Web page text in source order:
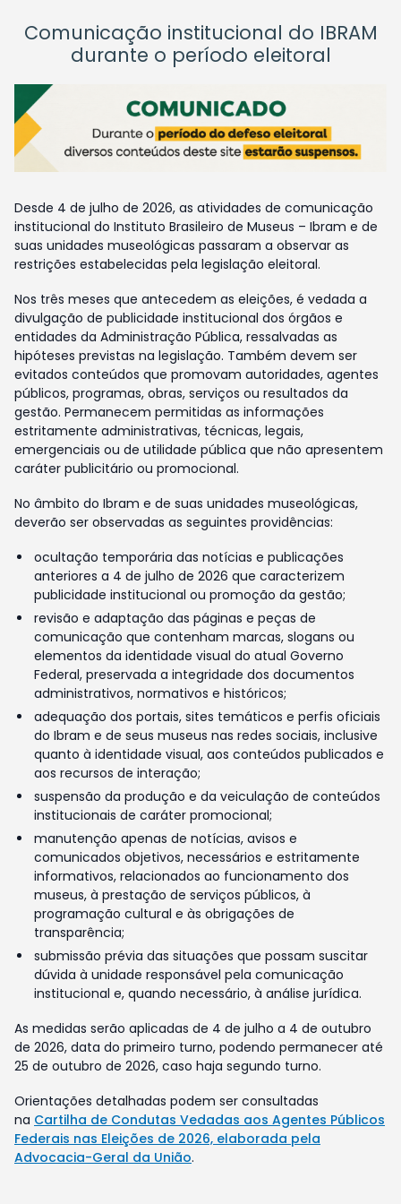
Comunicação institucional do IBRAM
durante o período eleitoral
Desde 4 de julho de 2026, as atividades de comunicação
institucional do Instituto Brasileiro de Museus – Ibram e de
suas unidades museológicas passaram a observar as
restrições estabelecidas pela legislação eleitoral.
Nos três meses que antecedem as eleições, é vedada a
divulgação de publicidade institucional dos órgãos e
entidades da Administração Pública, ressalvadas as
hipóteses previstas na legislação. Também devem ser
evitados conteúdos que promovam autoridades, agentes
públicos, programas, obras, serviços ou resultados da
gestão. Permanecem permitidas as informações
estritamente administrativas, técnicas, legais,
emergenciais ou de utilidade pública que não apresentem
caráter publicitário ou promocional.
No âmbito do Ibram e de suas unidades museológicas,
deverão ser observadas as seguintes providências:
ocultação temporária das notícias e publicações
anteriores a 4 de julho de 2026 que caracterizem
publicidade institucional ou promoção da gestão;
revisão e adaptação das páginas e peças de
comunicação que contenham marcas, slogans ou
elementos da identidade visual do atual Governo
Federal, preservada a integridade dos documentos
administrativos, normativos e históricos;
adequação dos portais, sites temáticos e perfis oficiais
do Ibram e de seus museus nas redes sociais, inclusive
quanto à identidade visual, aos conteúdos publicados e
aos recursos de interação;
suspensão da produção e da veiculação de conteúdos
institucionais de caráter promocional;
manutenção apenas de notícias, avisos e
comunicados objetivos, necessários e estritamente
informativos, relacionados ao funcionamento dos
museus, à prestação de serviços públicos, à
programação cultural e às obrigações de
transparência;
submissão prévia das situações que possam suscitar
dúvida à unidade responsável pela comunicação
institucional e, quando necessário, à análise jurídica.
As medidas serão aplicadas de 4 de julho a 4 de outubro
de 2026, data do primeiro turno, podendo permanecer até
25 de outubro de 2026, caso haja segundo turno.
Orientações detalhadas podem ser consultadas
na Cartilha de Condutas Vedadas aos Agentes Públicos
Federais nas Eleições de 2026, elaborada pela
Advocacia-Geral da União.